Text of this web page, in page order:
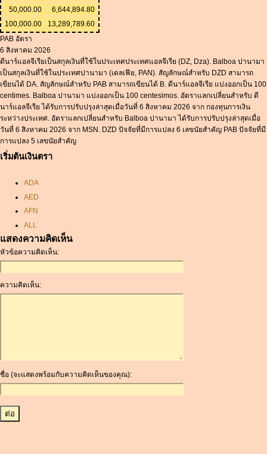
50,000.00
6,644,894.80
100,000.00
13,289,789.60
PAB อัตรา
6 สิงหาคม 2026
ดีนาร์แอลจีเรียเป็นสกุลเงินที่ใช้ในประเทศประเทศแอลจีเรีย (DZ, Dza). Balboa ปานามา
เป็นสกุลเงินที่ใช้ในประเทศปานามา (เดลเฟีย, PAN). สัญลักษณ์สำหรับ DZD สามารถ
เขียนได้ DA. สัญลักษณ์สำหรับ PAB สามารถเขียนได้ B. ดีนาร์แอลจีเรีย แบ่งออกเป็น 100
centimes. Balboa ปานามา แบ่งออกเป็น 100 centesimos. อัตราแลกเปลี่ยนสำหรับ ดี
นาร์แอลจีเรีย ได้รับการปรับปรุงล่าสุดเมื่อวันที่ 6 สิงหาคม 2026 จาก กองทุนการเงิน
ระหว่างประเทศ. อัตราแลกเปลี่ยนสำหรับ Balboa ปานามา ได้รับการปรับปรุงล่าสุดเมื่อ
วันที่ 6 สิงหาคม 2026 จาก MSN. DZD ปัจจัยที่มีการแปลง 6 เลขนัยสำคัญ PAB ปัจจัยที่มี
การแปลง 5 เลขนัยสำคัญ
เริ่มต้นเงินตรา
ADA
AED
AFN
ALL
AMD
ANC
AOA
ARDR
BAM
แสดงความคิดเห็น
หัวข้อความคิดเห็น:
ความคิดเห็น:
ชื่อ (จะแสดงพร้อมกับความคิดเห็นของคุณ):